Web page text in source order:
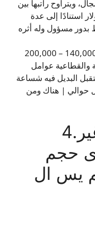
ويتراوح راتبها بين
140,000+ دولار استنادًا إلى عدة
بدور مسؤول وله أثره
| مدير التعلم والتطوير | 140,000 – 200,000
والقطاعية عوامل
البديل فيه شساعة
حوالي | هناك ومن
طرق (عدد غير.4
حجم
يس ال